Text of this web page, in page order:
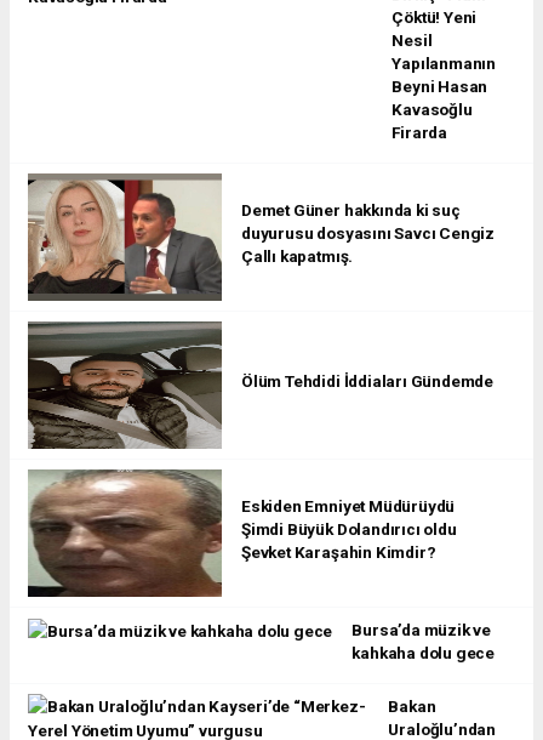
Çöktü! Yeni
Nesil
Yapılanmanın
Beyni Hasan
Kavasoğlu
Firarda
Demet Güner hakkında ki suç
duyurusu dosyasını Savcı Cengiz
Çallı kapatmış.
Ölüm Tehdidi İddiaları Gündemde
Eskiden Emniyet Müdürüydü
Şimdi Büyük Dolandırıcı oldu
Şevket Karaşahin Kimdir?
Bursa’da müzik ve
kahkaha dolu gece
Bakan
Uraloğlu’ndan